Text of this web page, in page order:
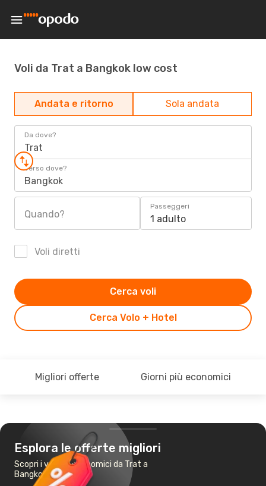
Voli da Trat a Bangkok low cost
Andata e ritorno Sola andata
Da dove?
Trat
Verso dove?
Bangkok
Quando?
Passeggeri
1 adulto
Voli diretti
Cerca Volo + Hotel
Cerca voli
Migliori offerte Giorni più economici
Esplora le offerte migliori
Scopri i voli più economici da Trat a
Bangkok